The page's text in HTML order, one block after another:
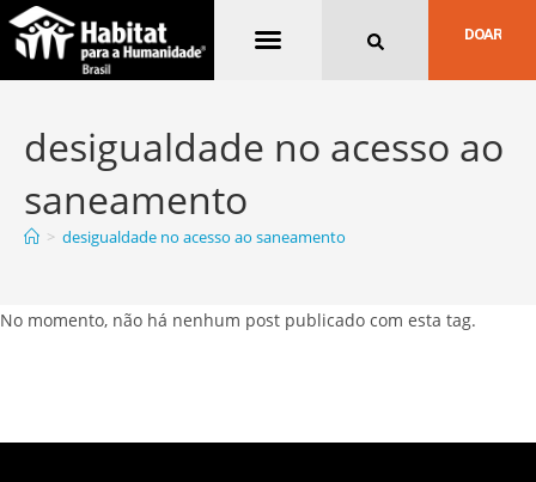
DOAR
desigualdade no acesso ao
saneamento
> desigualdade no acesso ao saneamento
No momento, não há nenhum post publicado com esta tag.